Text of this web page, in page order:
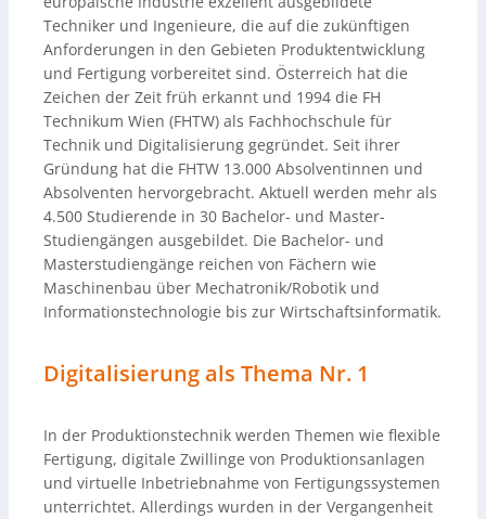
Techniker und Ingenieure, die auf die zukünftigen
Anforderungen in den Gebieten Produktentwicklung
und Fertigung vorbereitet sind. Österreich hat die
Zeichen der Zeit früh erkannt und 1994 die FH
Technikum Wien (FHTW) als Fachhochschule für
Technik und Digitalisierung gegründet. Seit ihrer
Gründung hat die FHTW 13.000 Absolventinnen und
Absolventen hervorgebracht. Aktuell werden mehr als
4.500 Studierende in 30 Bachelor- und Master-
Studiengängen ausgebildet. Die Bachelor- und
Masterstudiengänge reichen von Fächern wie
Maschinenbau über Mechatronik/Robotik und
Informationstechnologie bis zur Wirtschaftsinformatik.
Digitalisierung als Thema Nr. 1
In der Produktionstechnik werden Themen wie flexible
Fertigung, digitale Zwillinge von Produktionsanlagen
und virtuelle Inbetriebnahme von Fertigungssystemen
unterrichtet. Allerdings wurden in der Vergangenheit